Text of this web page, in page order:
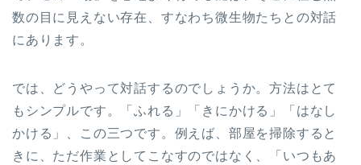
数の目に見えない存在、すなわち微生物たちとの対話
にあります。
では、どうやって対話するのでしょうか。方法はとて
もシンプルです。「ふれる」「きにかける」「はなし
かける」、この三つです。例えば、部屋を掃除すると
きに、ただ作業としてこなすのではなく、「いつもあ